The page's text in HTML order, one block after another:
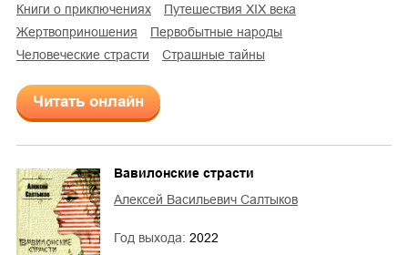
книги о приключениях
путешествия XIX века
жертвоприношения
первобытные народы
человеческие страсти
страшные тайны
Читать онлайн
Вавилонские страсти
Алексей Васильевич Салтыков
Год выхода: 2022